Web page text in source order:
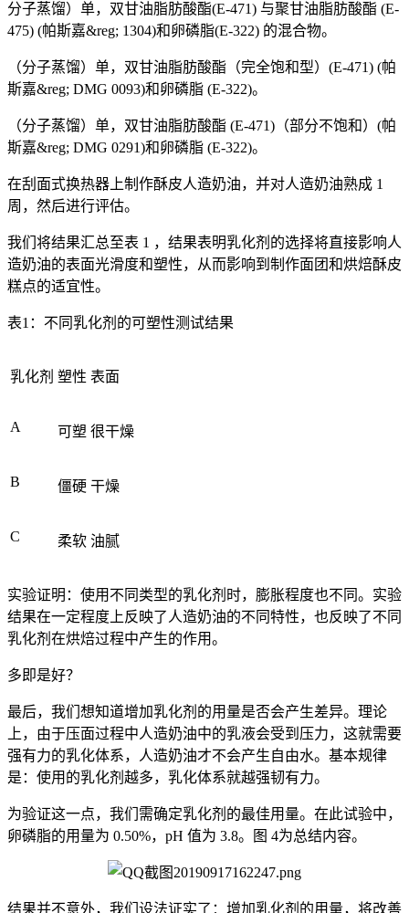
分子蒸馏）单，双甘油脂肪酸酯(E-471) 与聚甘油脂肪酸酯 (E-
475) (帕斯嘉&reg; 1304)和卵磷脂(E-322) 的混合物。
（分子蒸馏）单，双甘油脂肪酸酯（完全饱和型）(E-471) (帕
斯嘉&reg; DMG 0093)和卵磷脂 (E-322)。
（分子蒸馏）单，双甘油脂肪酸酯 (E-471)（部分不饱和）(帕
斯嘉&reg; DMG 0291)和卵磷脂 (E-322)。
在刮面式换热器上制作酥皮人造奶油，并对人造奶油熟成 1
周，然后进行评估。
我们将结果汇总至表 1 ，结果表明乳化剂的选择将直接影响人
造奶油的表面光滑度和塑性，从而影响到制作面团和烘焙酥皮
糕点的适宜性。
表1：不同乳化剂的可塑性测试结果
乳化剂 塑性 表面
A 可塑 很干燥
B 僵硬 干燥
C 柔软 油腻
实验证明：使用不同类型的乳化剂时，膨胀程度也不同。实验
结果在一定程度上反映了人造奶油的不同特性，也反映了不同
乳化剂在烘焙过程中产生的作用。
多即是好？
最后，我们想知道增加乳化剂的用量是否会产生差异。理论
上，由于压面过程中人造奶油中的乳液会受到压力，这就需要
强有力的乳化体系，人造奶油才不会产生自由水。基本规律
是：使用的乳化剂越多，乳化体系就越强韧有力。
为验证这一点，我们需确定乳化剂的最佳用量。在此试验中，
卵磷脂的用量为 0.50%，pH 值为 3.8。图 4为总结内容。
结果并不意外，我们设法证实了：增加乳化剂的用量，将改善